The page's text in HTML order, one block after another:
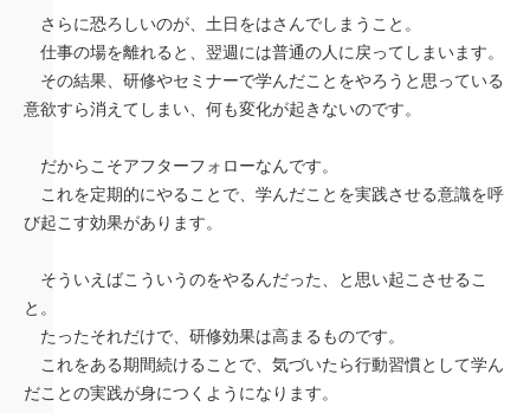
さらに恐ろしいのが、土日をはさんでしまうこと。
仕事の場を離れると、翌週には普通の人に戻ってしまいます。
その結果、研修やセミナーで学んだことをやろうと思っている
意欲すら消えてしまい、何も変化が起きないのです。
だからこそアフターフォローなんです。
これを定期的にやることで、学んだことを実践させる意識を呼
び起こす効果があります。
そういえばこういうのをやるんだった、と思い起こさせるこ
と。
たったそれだけで、研修効果は高まるものです。
これをある期間続けることで、気づいたら行動習慣として学ん
だことの実践が身につくようになります。